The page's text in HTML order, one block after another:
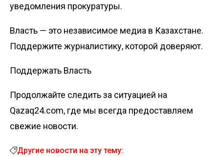
уведомления прокуратуры.
Власть — это независимое медиа в Казахстане.
Поддержите журналистику, которой доверяют.
Поддержать Власть
Продолжайте следить за ситуацией на
Qazaq24.com, где мы всегда предоставляем
свежие новости.
Другие новости на эту тему: